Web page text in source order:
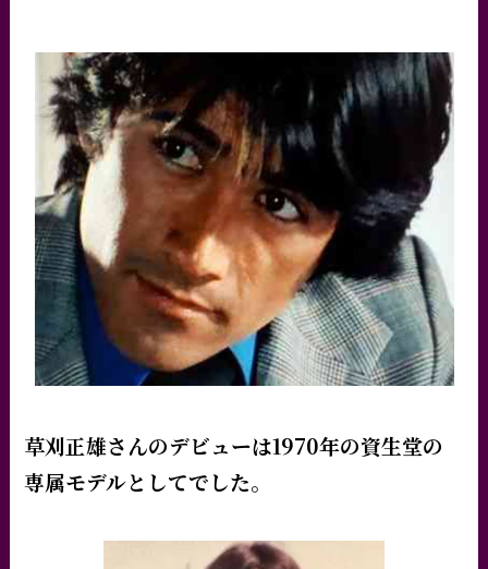
草刈正雄さんのデビューは1970年の資生堂の
専属モデルとしてでした。